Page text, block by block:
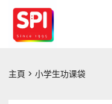
主頁 小学生功课袋